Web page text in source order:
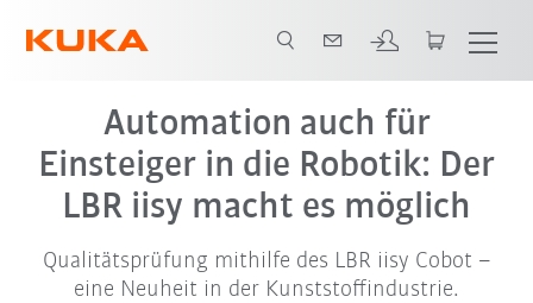
Automation auch für
Einsteiger in die Robotik: Der
LBR iisy macht es möglich
Qualitätsprüfung mithilfe des LBR iisy Cobot –
eine Neuheit in der Kunststoffindustrie.